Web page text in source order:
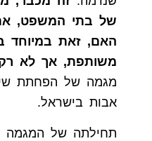
של בתי המשפט,
האם, זאת במיוחד
משותפת, אך לא
מגמה של הפחתת
אבות בישראל.